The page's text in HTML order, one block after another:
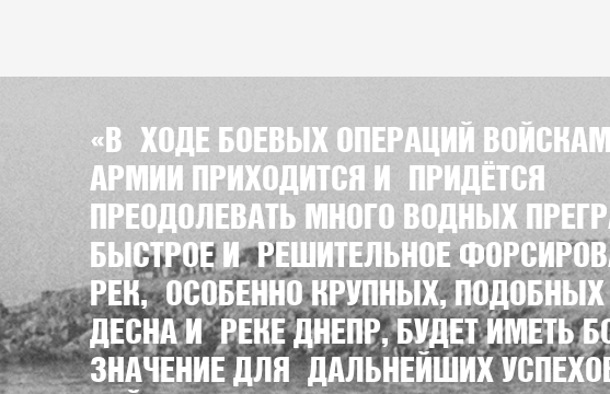
«В ХОДЕ БОЕВЫХ ОПЕРАЦИЙ
АРМИИ ПРИХОДИТСЯ И ПРИДЁТСЯ
ПРЕОДОЛЕВАТЬ МНОГО ВОДНЫХ
БЫСТРОЕ И РЕШИТЕЛЬНОЕ
РЕК, ОСОБЕННО КРУПНЫХ, ПОДОБНЫХ
ДЕСНА И РЕКЕ ДНЕПР, БУДЕТ ИМЕТЬ
ЗНАЧЕНИЕ ДЛЯ ДАЛЬНЕЙШИХ